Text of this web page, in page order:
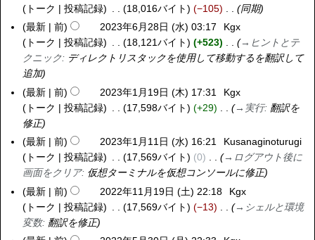
トーク
投稿記録 18,016バイト −105
同期
最新
前 2023年6月28日 (水) 03:17
Kgx
トーク
投稿記録 18,121バイト +523 → ヒントとテ
クニック: ディレクトリスタックを使用して移動するを翻訳して
追加
2
3
最新 前 2023年1月19日 (木) 17:31
Kgx
トーク
投稿記録 17,598バイト +29 → 実行: 翻訳を
修正
2
3
最新 前 2023年1月11日 (水) 16:21
Kusanaginoturugi
トーク
投稿記録 17,569バイト 0 → ログアウト後に
画面をクリア: 仮想ターミナルを仮想コンソールに修正
2
最新 前 2022年11月19日 (土) 22:18
Kgx
トーク
投稿記録 17,569バイト −13 → シェルと環境
変数: 翻訳を修正